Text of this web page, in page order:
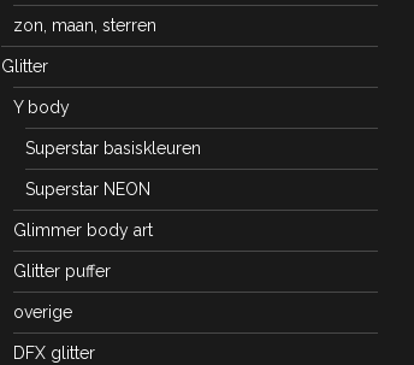
zon, maan, sterren
Glitter
Y body
Superstar basiskleuren
Superstar NEON
Glimmer body art
Glitter puffer
overige
DFX glitter